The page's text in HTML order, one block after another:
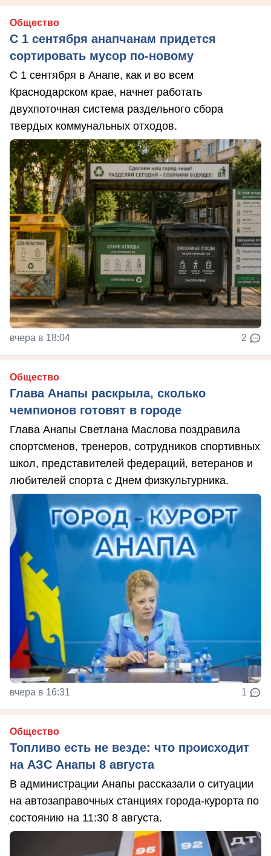
Общество
С 1 сентября анапчанам придется
сортировать мусор по-новому
С 1 сентября в Анапе, как и во всем
Краснодарском крае, начнет работать
двухпоточная система раздельного сбора
твердых коммунальных отходов.
вчера в 18:04 2
Общество
Глава Анапы раскрыла, сколько
чемпионов готовят в городе
Глава Анапы Светлана Маслова поздравила
спортсменов, тренеров, сотрудников спортивных
школ, представителей федераций, ветеранов и
любителей спорта с Днем физкультурника.
вчера в 16:31 1
Общество
Топливо есть не везде: что происходит
на АЗС Анапы 8 августа
В администрации Анапы рассказали о ситуации
на автозаправочных станциях города-курорта по
состоянию на 11:30 8 августа.